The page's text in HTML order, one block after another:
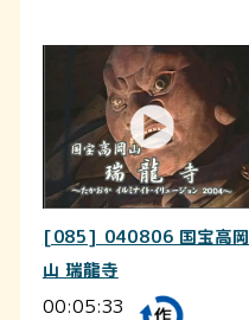
[085] 040806 国宝高岡
山 瑞龍寺
00:05:33